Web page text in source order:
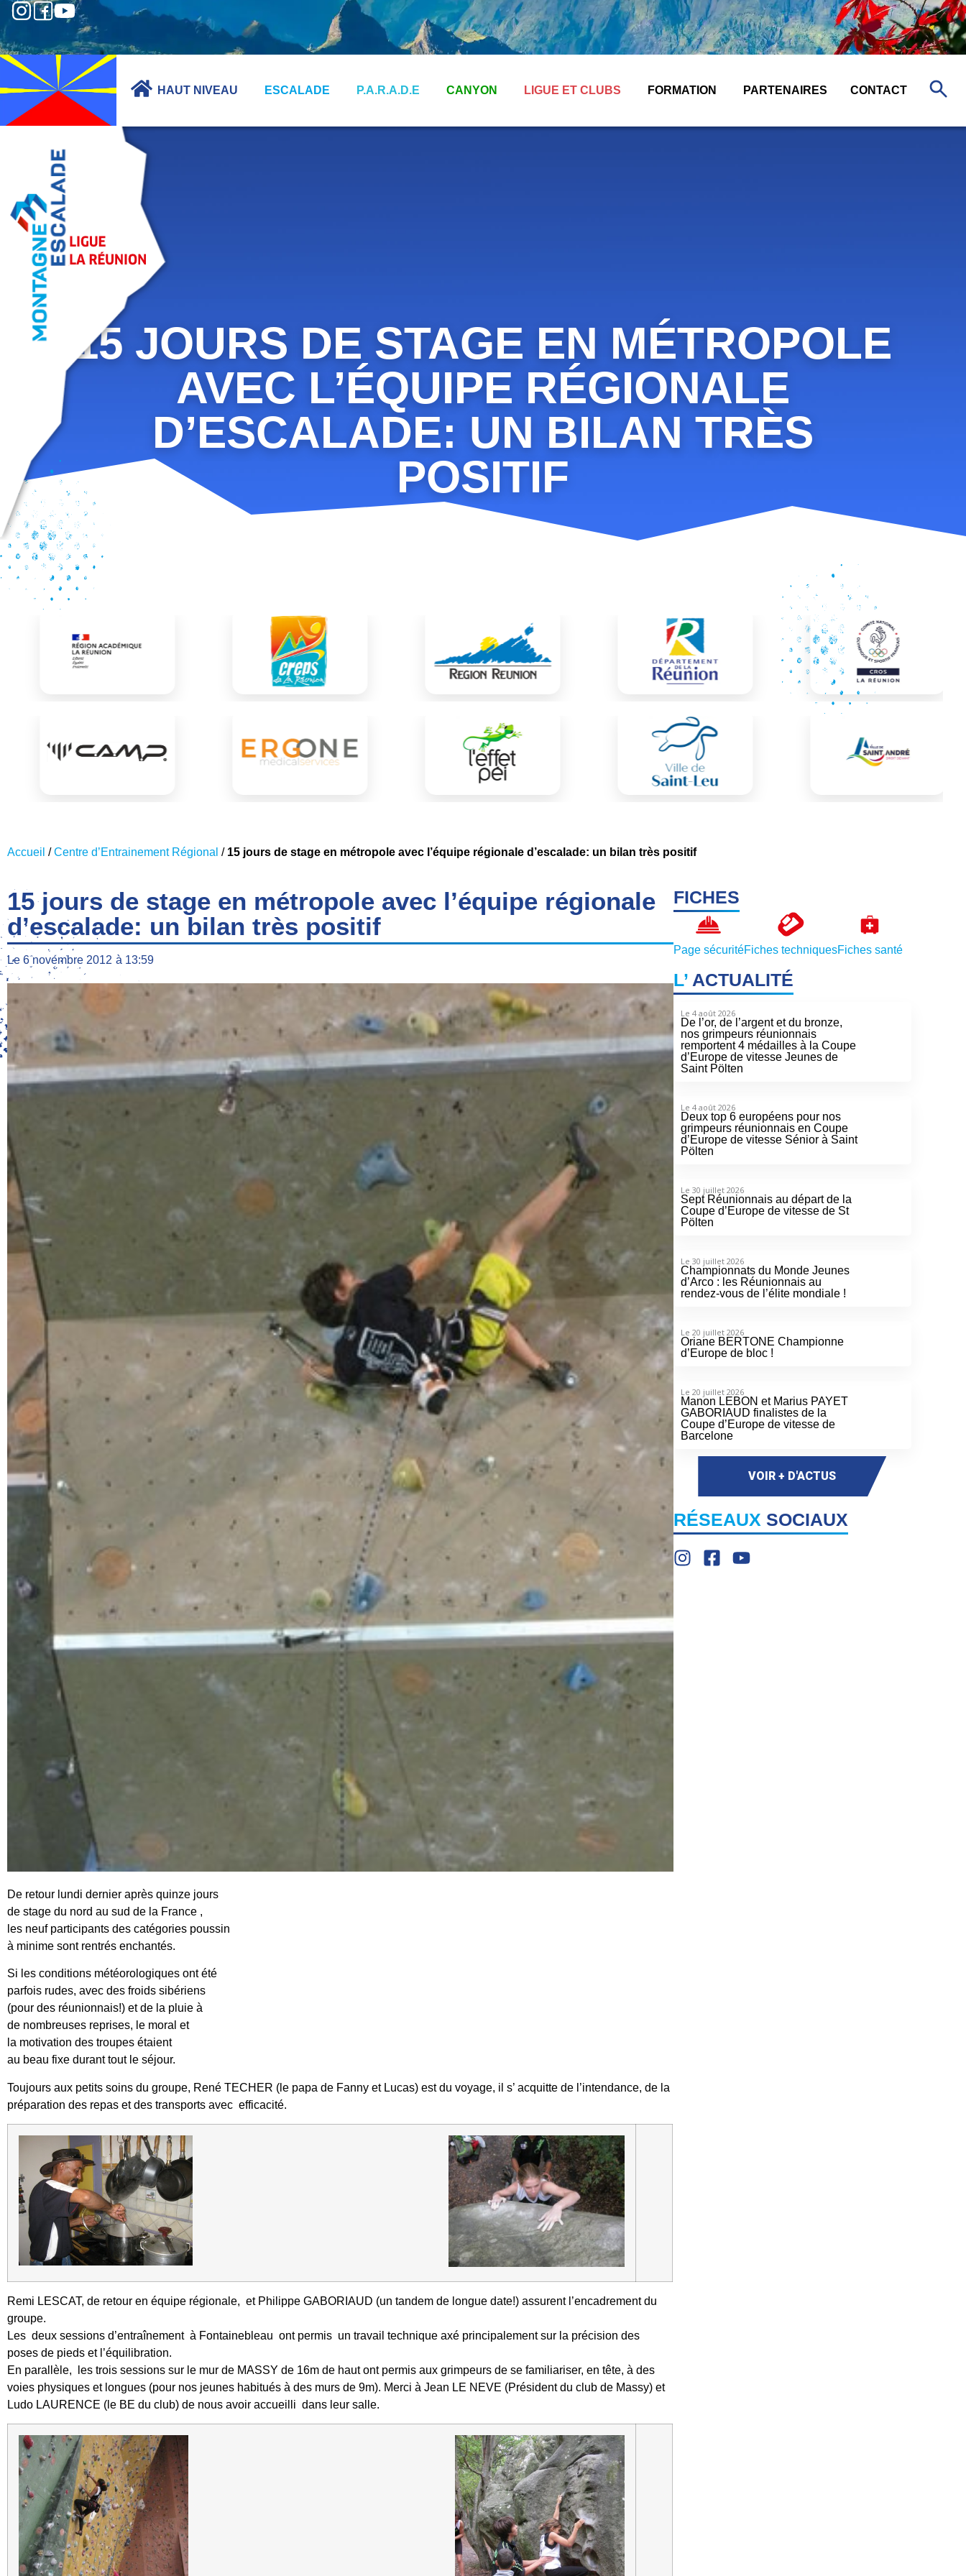
HAUT NIVEAU ESCALADE P.A.R.A.D.E CANYON LIGUE ET CLUBS FORMATION PARTENAIRES CONTACT
15 JOURS DE STAGE EN MÉTROPOLE
AVEC L’ÉQUIPE RÉGIONALE
D’ESCALADE: UN BILAN TRÈS
POSITIF
Accueil /Centre d’Entrainement Régional / 15 jours de stage en métropole avec l’équipe régionale d’escalade: un bilan très positif
15 jours de stage en métropole avec l’équipe régionale
d’escalade: un bilan très positif
Le 6 novembre 2012 à 13:59
De retour lundi dernier après quinze jours
de stage du nord au sud de la France ,
les neuf participants des catégories poussin
à minime sont rentrés enchantés.
Si les conditions météorologiques ont été
parfois rudes, avec des froids sibériens
(pour des réunionnais!) et de la pluie à
de nombreuses reprises, le moral et
la motivation des troupes étaient
au beau fixe durant tout le séjour.
Toujours aux petits soins du groupe, René TECHER (le papa de Fanny et Lucas) est du voyage, il s’ acquitte de l’intendance, de la
préparation des repas et des transports avec efficacité.
Remi LESCAT, de retour en équipe régionale, et Philippe GABORIAUD (un tandem de longue date!) assurent l’encadrement du
groupe.
Les deux sessions d’entraînement à Fontainebleau ont permis un travail technique axé principalement sur la précision des
poses de pieds et l’équilibration.
En parallèle, les trois sessions sur le mur de MASSY de 16m de haut ont permis aux grimpeurs de se familiariser, en tête, à des
voies physiques et longues (pour nos jeunes habitués à des murs de 9m). Merci à Jean LE NEVE (Président du club de Massy) et
Ludo LAURENCE (le BE du club) de nous avoir accueilli dans leur salle.
FICHES
Page sécuritéFiches techniquesFiches santé
L’ACTUALITÉ
Le 4 août 2026
De l’or, de l’argent et du bronze,
nos grimpeurs réunionnais
remportent 4 médailles à la Coupe
d’Europe de vitesse Jeunes de
Saint Pölten
Le 4 août 2026
Deux top 6 européens pour nos
grimpeurs réunionnais en Coupe
d’Europe de vitesse Sénior à Saint
Pölten
Le 30 juillet 2026
Sept Réunionnais au départ de la
Coupe d’Europe de vitesse de St
Pölten
Le 30 juillet 2026
Championnats du Monde Jeunes
d’Arco : les Réunionnais au
rendez-vous de l’élite mondiale !
Le 20 juillet 2026
Oriane BERTONE Championne
d’Europe de bloc !
Le 20 juillet 2026
Manon LEBON et Marius PAYET
GABORIAUD finalistes de la
Coupe d’Europe de vitesse de
Barcelone
VOIR + D'ACTUS
RÉSEAUX SOCIAUX